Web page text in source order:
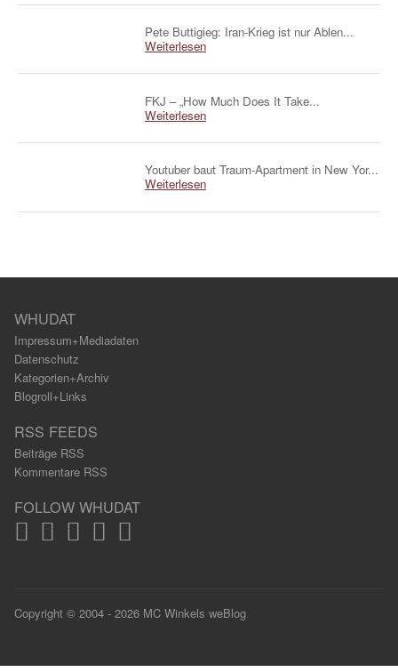
Pete Buttigieg: Iran-Krieg ist nur Ablen...
Weiterlesen
FKJ – „How Much Does It Take...
Weiterlesen
Youtuber baut Traum-Apartment in New Yor...
Weiterlesen
WHUDAT
Impressum+Mediadaten
Datenschutz
Kategorien+Archiv
Blogroll+Links
RSS FEEDS
Beiträge RSS
Kommentare RSS
FOLLOW WHUDAT
Copyright © 2004 - 2026 MC Winkels weBlog